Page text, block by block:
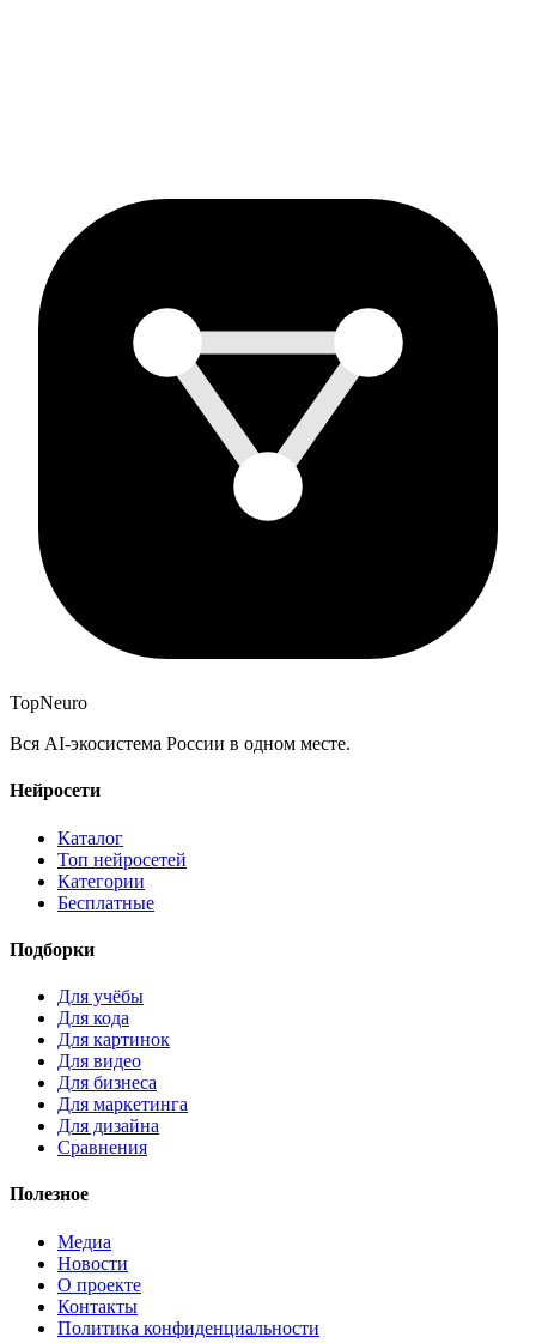
TopNeuro
Вся AI-экосистема России в одном месте.
Нейросети
Каталог
Топ нейросетей
Категории
Бесплатные
Подборки
Для учёбы
Для кода
Для картинок
Для видео
Для бизнеса
Для маркетинга
Для дизайна
Сравнения
Полезное
Медиа
Новости
О проекте
Контакты
Политика конфиденциальности